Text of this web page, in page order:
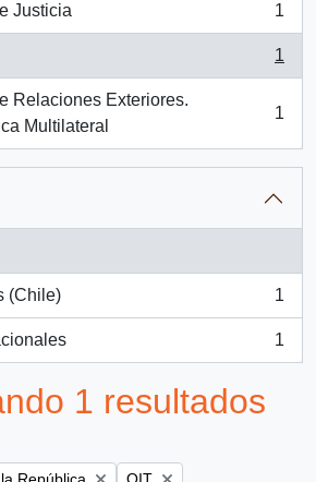
Justicia 1
1
Relaciones Exteriores.
Multilateral
1
(Chile) 1
1
1 resultados
Remove filter: